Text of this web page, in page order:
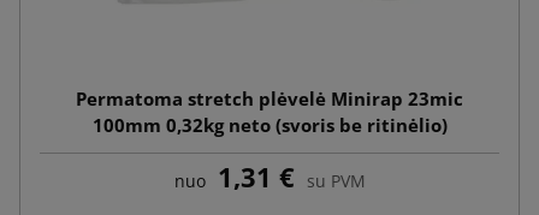
Permatoma stretch plėvelė Minirap 23mic
100mm 0,32kg neto (svoris be ritinėlio)
nuo 1,31 € su PVM